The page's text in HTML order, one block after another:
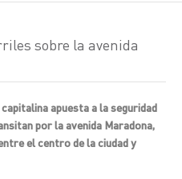
sobre la avenida
apuesta a la seguridad
por la avenida Maradona,
el centro de la ciudad y